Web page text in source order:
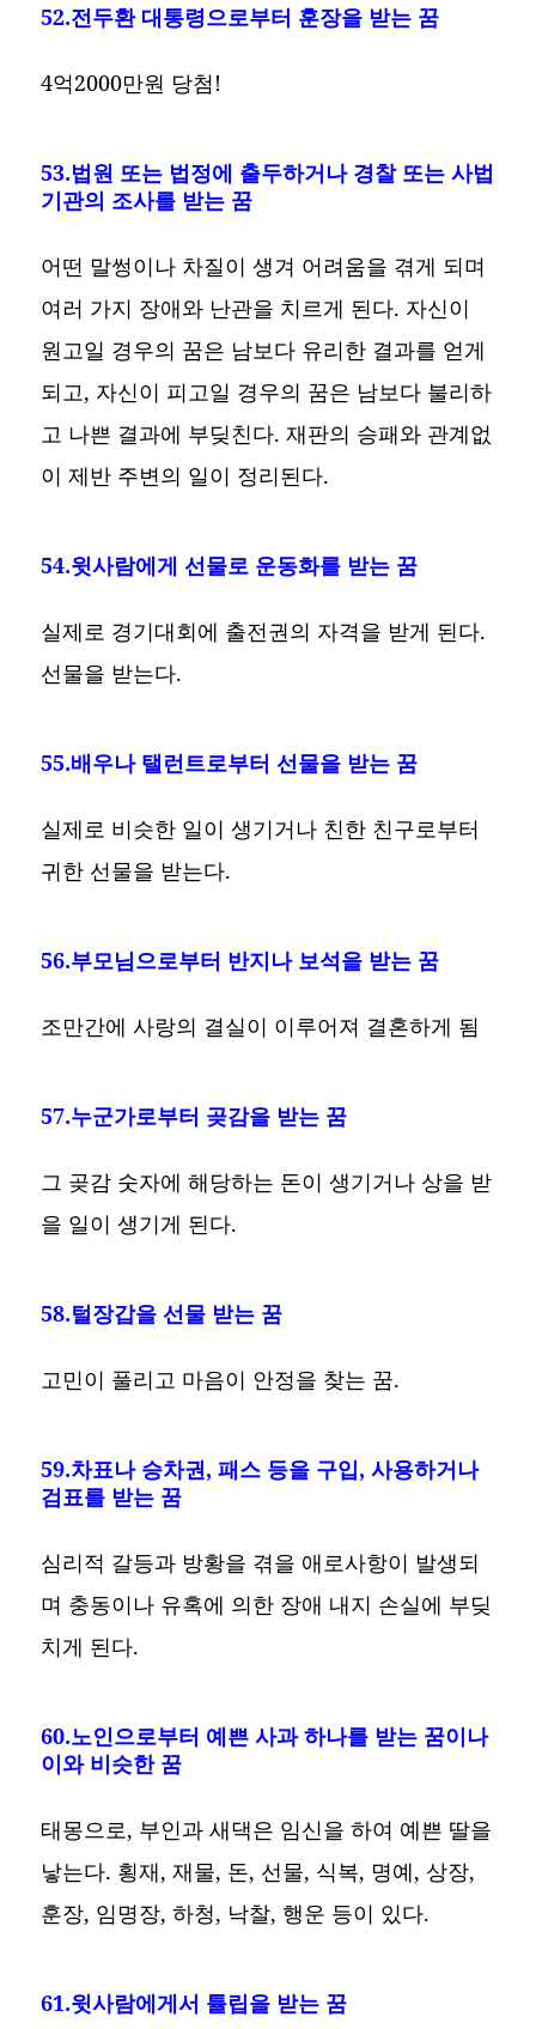
52.전두환 대통령으로부터 훈장을 받는 꿈
4억2000만원 당첨!
53.법원 또는 법정에 출두하거나 경찰 또는 사법
기관의 조사를 받는 꿈
어떤 말썽이나 차질이 생겨 어려움을 겪게 되며
여러 가지 장애와 난관을 치르게 된다. 자신이
원고일 경우의 꿈은 남보다 유리한 결과를 얻게
되고, 자신이 피고일 경우의 꿈은 남보다 불리하
고 나쁜 결과에 부딪친다. 재판의 승패와 관계없
이 제반 주변의 일이 정리된다.
54.윗사람에게 선물로 운동화를 받는 꿈
실제로 경기대회에 출전권의 자격을 받게 된다.
선물을 받는다.
55.배우나 탤런트로부터 선물을 받는 꿈
실제로 비슷한 일이 생기거나 친한 친구로부터
귀한 선물을 받는다.
56.부모님으로부터 반지나 보석을 받는 꿈
조만간에 사랑의 결실이 이루어져 결혼하게 됨
57.누군가로부터 곶감을 받는 꿈
그 곶감 숫자에 해당하는 돈이 생기거나 상을 받
을 일이 생기게 된다.
58.털장갑을 선물 받는 꿈
고민이 풀리고 마음이 안정을 찾는 꿈.
59.차표나 승차권, 패스 등을 구입, 사용하거나
검표를 받는 꿈
심리적 갈등과 방황을 겪을 애로사항이 발생되
며 충동이나 유혹에 의한 장애 내지 손실에 부딪
치게 된다.
60.노인으로부터 예쁜 사과 하나를 받는 꿈이나
이와 비슷한 꿈
태몽으로, 부인과 새댁은 임신을 하여 예쁜 딸을
낳는다. 횡재, 재물, 돈, 선물, 식복, 명예, 상장,
훈장, 임명장, 하청, 낙찰, 행운 등이 있다.
61.윗사람에게서 튤립을 받는 꿈